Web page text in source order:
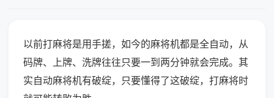
以前打麻将是用手搓，如今的麻将机都是全自动，从
码牌、上牌、洗牌往往只要一到两分钟就会完成。其
实自动麻将机有破绽，只要懂得了这破绽，打麻将时